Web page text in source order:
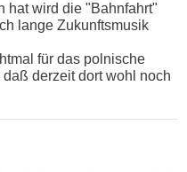
hat wird die "Bahnfahrt"
lange Zukunftsmusik
für das polnische
derzeit dort wohl noch